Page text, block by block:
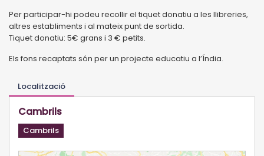
Per participar-hi podeu recollir el tiquet donatiu a les llibreries,
altres establiments i al mateix punt de sortida.
Tiquet donatiu: 5€ grans i 3 € petits.
Els fons recaptats són per un projecte educatiu a l’Índia.
Localització
Cambrils
Cambrils